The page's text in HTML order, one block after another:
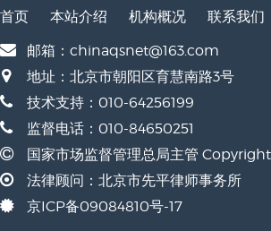
首页 本站介绍 机构概况
联系我们
邮箱：chinaqsnet@163.com
地址：北京市朝阳区育慧南路3号
技术支持：010-64256199
监督电话：010-84650251
国家市场监督管理总局主管
法律顾问：北京市先平律师事务所
京ICP备09084810号-17